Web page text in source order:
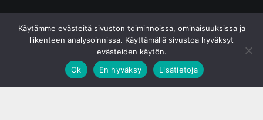
Käytämme evästeitä sivuston toiminnoissa, ominaisuuksissa ja
liikenteen analysoinnissa. Käyttämällä sivustoa hyväksyt
evästeiden käytön.
Ok
En hyväksy Lisätietoja